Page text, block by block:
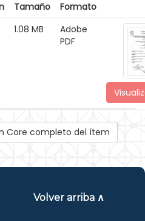
Tamaño
Formato
1.08 MB
Adobe
PDF
Core completo del ítem
Volver arriba ∧